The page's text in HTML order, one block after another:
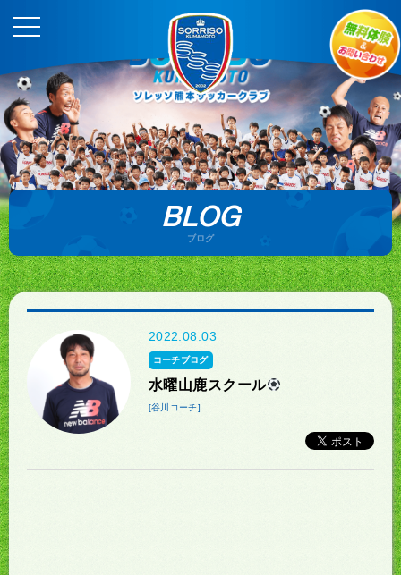
BLOG
ブログ
2022.08.03
コーチブログ
水曜山鹿スクール
[谷川コーチ]